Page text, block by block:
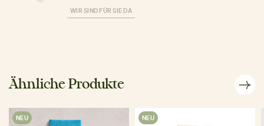
WIR SIND FÜR SIE DA
Ähnliche Produkte
NEU NEU